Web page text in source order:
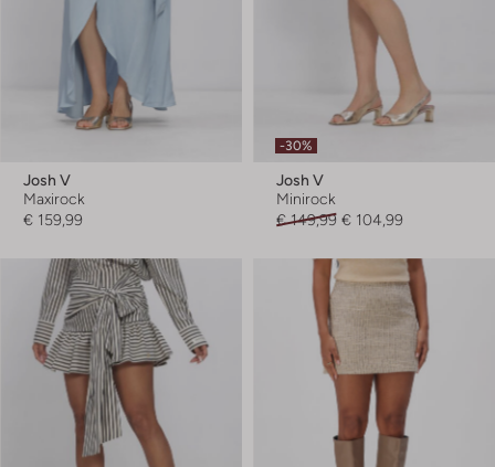
Josh V
Maxirock
€ 159,99
-30%
Josh V
Minirock
€ 149,99 € 104,99